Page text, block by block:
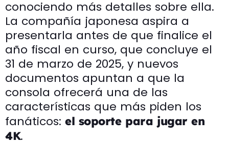
conociendo más detalles sobre ella.
La compañía japonesa aspira a
presentarla antes de que finalice el
año fiscal en curso, que concluye el
31 de marzo de 2025, y nuevos
documentos apuntan a que la
consola ofrecerá una de las
características que más piden los
fanáticos: el soporte para jugar en
4K.